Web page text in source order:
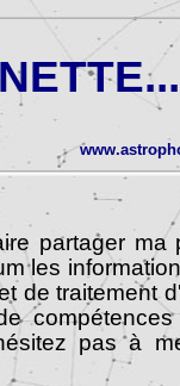
partager ma
les
de traitement
compétences
pas à